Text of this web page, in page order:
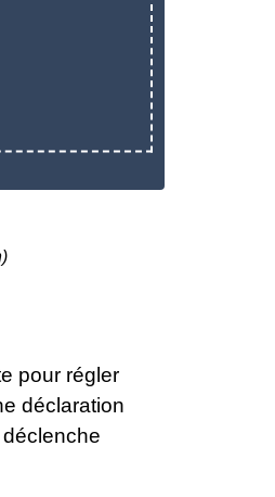
pour régler
déclaration